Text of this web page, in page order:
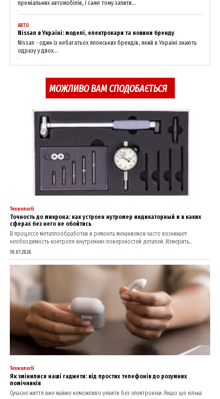
News Week
Magazine PRO
SUBSCRIBE NOW
Company
About
Contact us
My account
преміальних автомобілів, і саме тому запити...
АВТО
Nissan в Україні: моделі, електрокари та новини бренду
Nissan - один із небагатьох японських брендів, який в Україні знають
одразу у двох...
МОЖЛИВО ВАМ СПОДОБАЄТЬСЯ
Технології
Точность до микрона: как устроен нутромер индикаторный и в каких
сферах без него не обойтись
В процессе металлообработки и ремонта механизмов часто возникает
необходимость контроля внутренних поверхностей деталей. Измерить...
10.07.2026
Технології
Як змінилися наші гаджети: від простих телефонів до розумних
помічників
Сучасне життя вже майже неможливо уявити без електроніки. Якщо ще кілька